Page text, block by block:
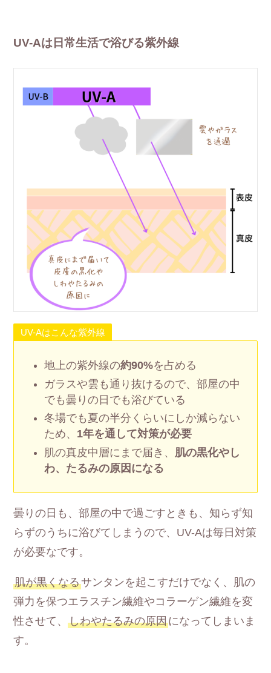
UV-Aは日常生活で浴びる紫外線
UV-Aはこんな紫外線
地上の紫外線の約90%を占める
ガラスや雲も通り抜けるので、部屋の中
でも曇りの日でも浴びている
冬場でも夏の半分くらいにしか減らない
ため、 1年を通して対策が必要
肌の真皮中層にまで届き、
肌の黒化やし
わ、たるみの原因になる
曇りの日も、部屋の中で過ごすときも、知らず知
らずのうちに浴びてしまうので、UV-Aは毎日対策
が必要なです。
肌が黒くなるサンタンを起こすだけでなく、肌の
弾力を保つエラスチン繊維やコラーゲン繊維を変
性させて、しわやたるみの原因になってしまいま
す。